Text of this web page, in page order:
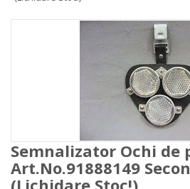
Semnalizator Ochi de
Art.No.91888149
(Lichidare Stoc!)